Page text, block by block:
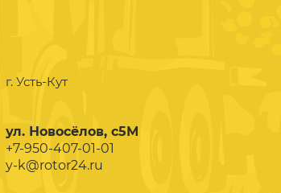
г. Усть-Кут
ул. Новосёлов, с5М
+7-950-407-01-01
y-k@rotor24.ru